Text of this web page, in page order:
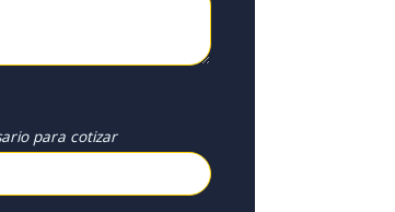
para cotizar